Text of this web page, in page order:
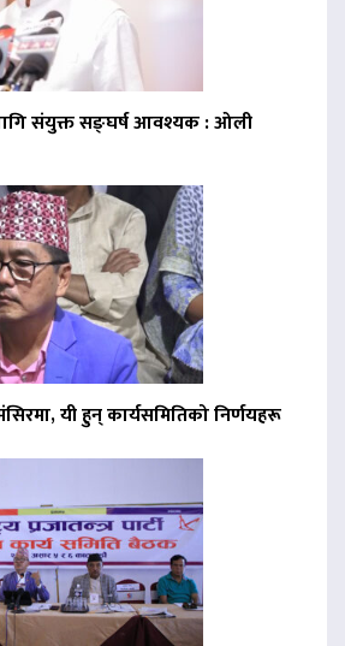
संयुक्त सङ्घर्ष आवश्यक : ओली
यी हुन् कार्यसमितिको निर्णयहरू